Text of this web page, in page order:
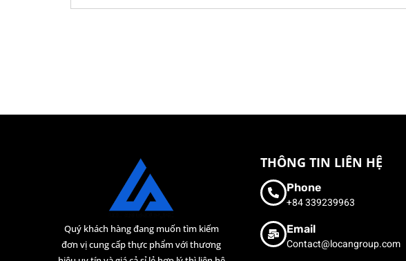
Quý khách hàng đang muốn tìm kiếm
đơn vị cung cấp thực phẩm với thương
THÔNG TIN LIÊN HỆ
Phone
+84 339239963
Email
Contact@locangroup.com